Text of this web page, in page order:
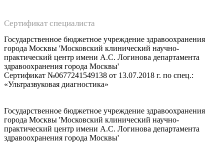
Сертификат специалиста
Государственное бюджетное учреждение здравоохранения
города Москвы 'Московский клинический научно-
практический центр имени А.С. Логинова департамента
здравоохранения города Москвы'
Сертификат №0677241549138 от 13.07.2018 г. по спец.:
«Ультразвуковая диагностика»
Государственное бюджетное учреждение здравоохранения
города Москвы 'Московский клинический научно-
практический центр имени А.С. Логинова департамента
здравоохранения города Москвы'